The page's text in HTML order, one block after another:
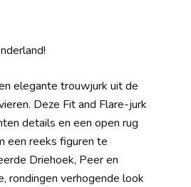
elegante trouwjurk uit de
Deze Fit and Flare-jurk
details en een open rug
een reeks figuren te
Driehoek, Peer en
rondingen verhogende look